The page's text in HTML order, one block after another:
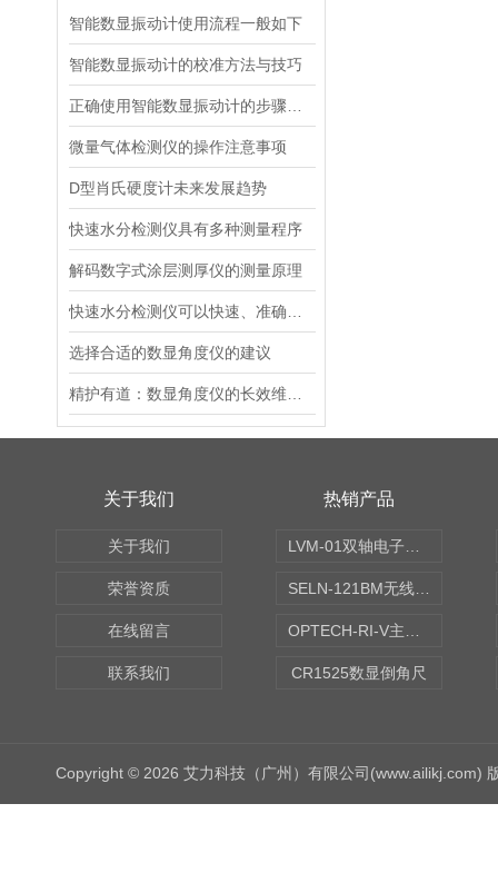
智能数显振动计使用流程一般如下
智能数显振动计的校准方法与技巧
微量气体检测仪的操作注意事项
D型肖氏硬度计未来发展趋势
快速水分检测仪具有多种测量程序
解码数字式涂层测厚仪的测量原理
选择合适的数显角度仪的建议
关于我们
关于我们
荣誉资质
在线留言
联系我们
热销产品
CR1525数显倒角尺
Copyright © 2026 艾力科技（广州）有限公司(www.ailikj.com)